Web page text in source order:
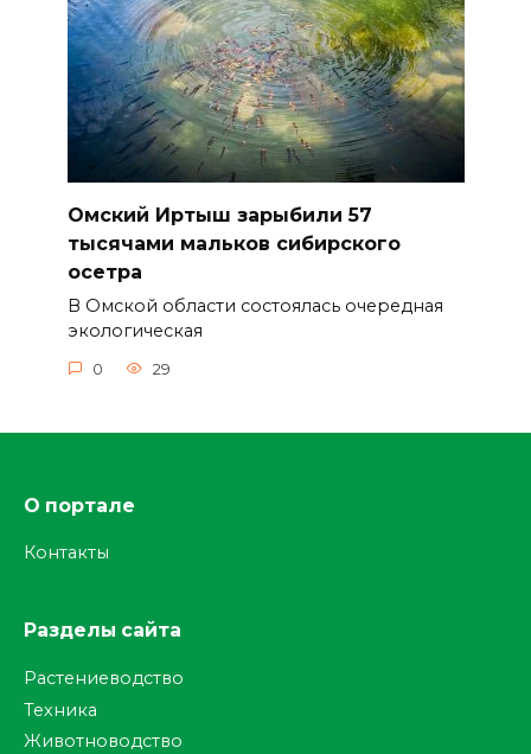
Омский Иртыш зарыбили 57
тысячами мальков сибирского
осетра
В Омской области состоялась очередная
экологическая
0 29
О портале
Контакты
Разделы сайта
Растениеводство
Техника
Животноводство